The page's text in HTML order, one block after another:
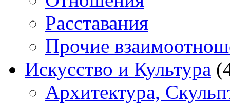
Расставания
Прочие
Искусство и Культура
Архитектура,